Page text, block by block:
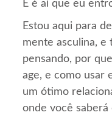
E é aí que eu
Estou aqui para
mente asculina, e
pensando, por
age, e como usar
um ótimo
onde você